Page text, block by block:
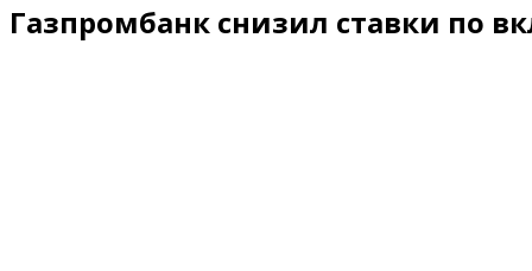
Газпромбанк снизил ставки по